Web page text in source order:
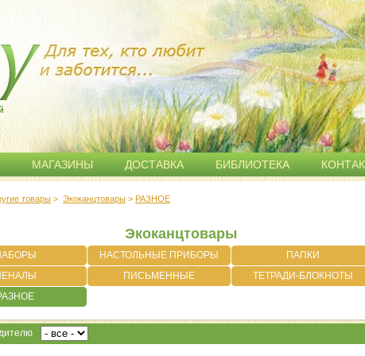
МАГАЗИНЫ ДОСТАВКА БИБЛИОТЕКА
товары > Экоканцтовары > РАЗНОЕ
Экоканцтовары
НАСТОЛЬНЫЕ ПРИБОРЫ
ПАПКИ
ПИСЬМЕННЫЕ
ТЕТРАДИ-БЛОКНОТЫ